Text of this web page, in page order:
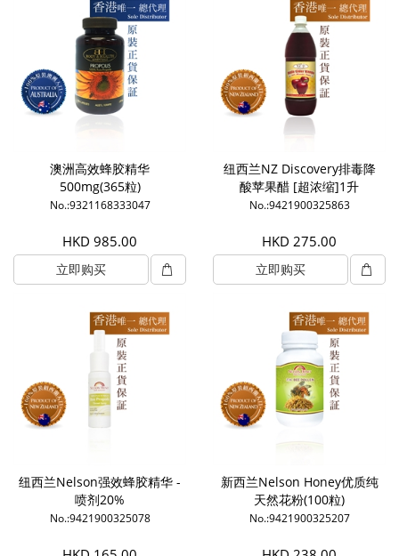
澳洲高效蜂胶精华
500mg(365粒)
No.:9321168333047
HKD 985.00
立即购买
纽西兰NZ Discovery排毒降
酸苹果醋 [超浓缩]1升
No.:9421900325863
HKD 275.00
立即购买
纽西兰Nelson强效蜂胶精华 -
喷剂20%
No.:9421900325078
新西兰Nelson Honey优质纯
天然花粉(100粒)
No.:9421900325207